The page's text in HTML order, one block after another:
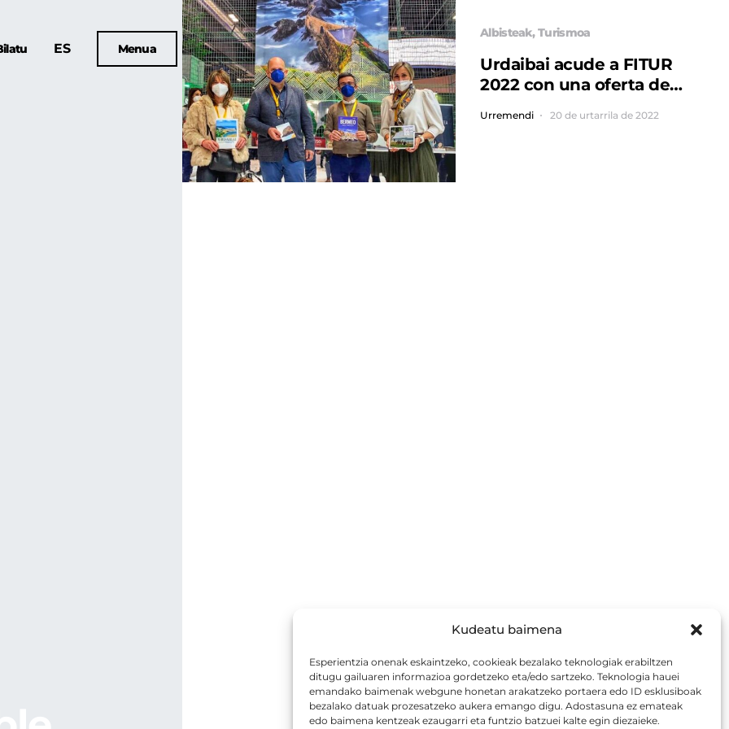
Kudeatu baimena
Esperientzia onenak eskaintzeko, cookieak bezalako teknologiak erabiltzen
ditugu gailuaren informazioa gordetzeko eta/edo sartzeko. Teknologia hauei
emandako baimenak webgune honetan arakatzeko portaera edo ID esklusiboak
bezalako datuak prozesatzeko aukera emango digu. Adostasuna ez emateak
edo baimena kentzeak ezaugarri eta funtzio batzuei kalte egin diezaieke.
ES Menua
Albisteak Turismoa
Urdaibai acude a FITUR
2022 con una oferta de
calidad
Urremendi 20 de urtarrila de 2022